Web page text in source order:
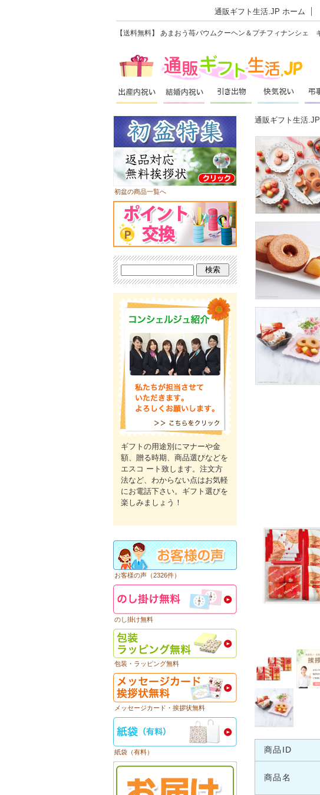
通販ギフト生活.JP ホーム
【送料無料】 あまおう苺バウムクーヘン＆プチフィナンシ
通販ギフト生活.JP
商品ID
商品名
初盆の商品一覧へ
ギフトの用途別にマナーや金
額、贈る時期、商品選びなどを
エスコ ート致します。注文方
法など、わからない点はお気軽
にお電話下さい。ギフト選びを
楽しみましょう！
お客様の声（2326件）
のし掛け無料
包装・ラッピング無料
メッセージカード・挨拶状無料
紙袋（有料）